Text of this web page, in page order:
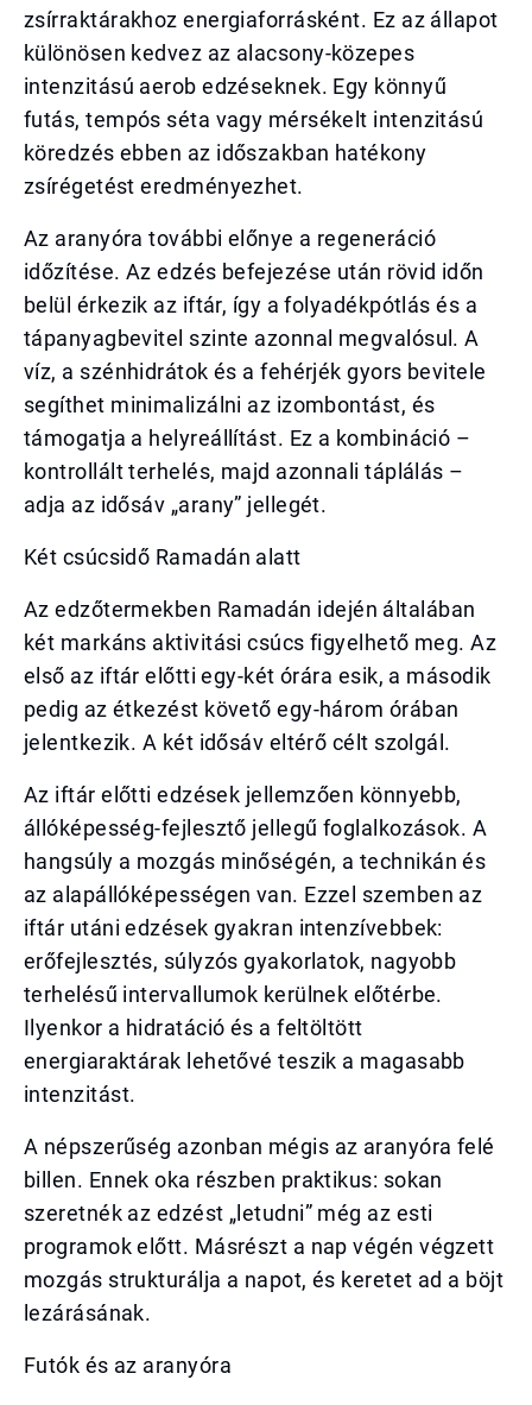
zsírraktárakhoz energiaforrásként. Ez az állapot
különösen kedvez az alacsony-közepes
intenzitású aerob edzéseknek. Egy könnyű
futás, tempós séta vagy mérsékelt intenzitású
köredzés ebben az időszakban hatékony
zsírégetést eredményezhet.
Az aranyóra további előnye a regeneráció
időzítése. Az edzés befejezése után rövid időn
belül érkezik az iftár, így a folyadékpótlás és a
tápanyagbevitel szinte azonnal megvalósul. A
víz, a szénhidrátok és a fehérjék gyors bevitele
segíthet minimalizálni az izombontást, és
támogatja a helyreállítást. Ez a kombináció –
kontrollált terhelés, majd azonnali táplálás –
adja az idősáv „arany” jellegét.
Két csúcsidő Ramadán alatt
Az edzőtermekben Ramadán idején általában
két markáns aktivitási csúcs figyelhető meg. Az
első az iftár előtti egy-két órára esik, a második
pedig az étkezést követő egy-három órában
jelentkezik. A két idősáv eltérő célt szolgál.
Az iftár előtti edzések jellemzően könnyebb,
állóképesség-fejlesztő jellegű foglalkozások. A
hangsúly a mozgás minőségén, a technikán és
az alapállóképességen van. Ezzel szemben az
iftár utáni edzések gyakran intenzívebbek:
erőfejlesztés, súlyzós gyakorlatok, nagyobb
terhelésű intervallumok kerülnek előtérbe.
Ilyenkor a hidratáció és a feltöltött
energiaraktárak lehetővé teszik a magasabb
intenzitást.
A népszerűség azonban mégis az aranyóra felé
billen. Ennek oka részben praktikus: sokan
szeretnék az edzést „letudni” még az esti
programok előtt. Másrészt a nap végén végzett
mozgás strukturálja a napot, és keretet ad a böjt
lezárásának.
Futók és az aranyóra